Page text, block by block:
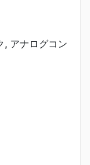
, アナログコン